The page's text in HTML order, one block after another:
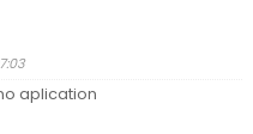
aplication